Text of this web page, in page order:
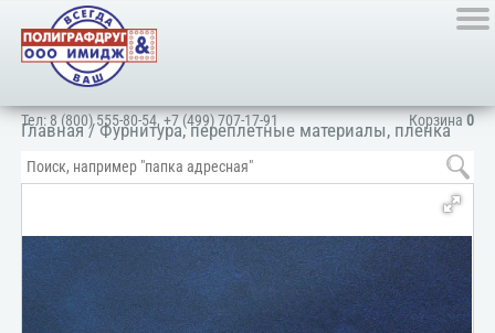
Корзина0
Тел:8 (800) 555-80-54,+7 (499) 707-17-91
Главная/Фурнитура, переплетные материалы, пленка
ПВХ, картон/Переплетные материалы